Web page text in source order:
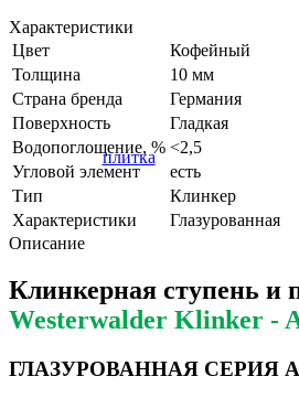
Характеристики
Цвет
Кофейный
Толщина
10 мм
Страна бренда
Германия
Поверхность
Гладкая
Водопоглощение, % <2,5
Угловой элемент
есть
Тип
Клинкер
Характеристики
Глазурованная
Описание
Клинкерная ступень и
Westerwalder Klinker -
ГЛАЗУРОВАННАЯ СЕРИЯ